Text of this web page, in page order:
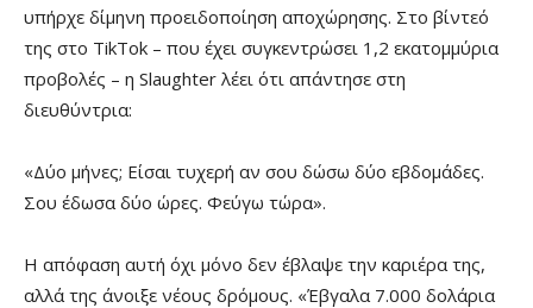
υπήρχε δίμηνη προειδοποίηση αποχώρησης. Στο βίντεό
της στο TikTok – που έχει συγκεντρώσει 1,2 εκατομμύρια
προβολές – η Slaughter λέει ότι απάντησε στη
διευθύντρια:
«Δύο μήνες; Είσαι τυχερή αν σου δώσω δύο εβδομάδες.
Σου έδωσα δύο ώρες. Φεύγω τώρα».
Η απόφαση αυτή όχι μόνο δεν έβλαψε την καριέρα της,
αλλά της άνοιξε νέους δρόμους. «Έβγαλα 7.000 δολάρια